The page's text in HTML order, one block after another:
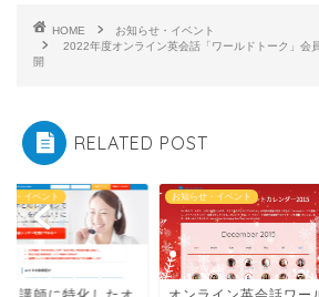
HOME
お知らせ・イベント
2022年度オンライン英会話「ワールドトーク」会
開
RELATED POST
せ・イベント お知らせ・イベント